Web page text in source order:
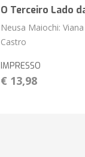
O Terceiro Lado
Neusa Maiochi:
Castro
IMPRESSO
€ 13,98